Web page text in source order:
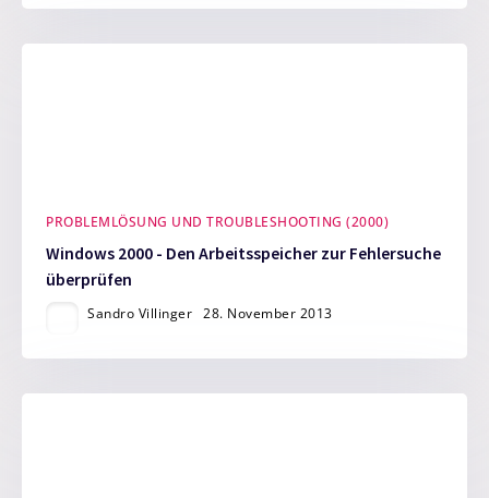
PROBLEMLÖSUNG UND TROUBLESHOOTING (2000)
Windows 2000 - Den Arbeitsspeicher zur Fehlersuche
überprüfen
Sandro Villinger 28. November 2013